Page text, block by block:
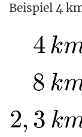
Beispiel 4